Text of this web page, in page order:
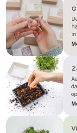
nimi do
při
tento
in